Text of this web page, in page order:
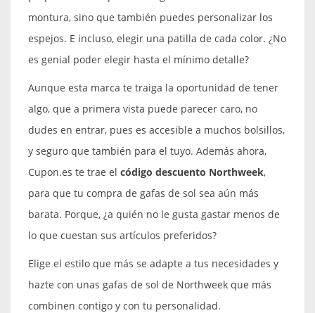
montura, sino que también puedes personalizar los
espejos. E incluso, elegir una patilla de cada color. ¿No
es genial poder elegir hasta el mínimo detalle?
Aunque esta marca te traiga la oportunidad de tener
algo, que a primera vista puede parecer caro, no
dudes en entrar, pues es accesible a muchos bolsillos,
y seguro que también para el tuyo. Además ahora,
Cupon.es te trae el código descuento Northweek,
para que tu compra de gafas de sol sea aún más
barata. Porque, ¿a quién no le gusta gastar menos de
lo que cuestan sus artículos preferidos?
Elige el estilo que más se adapte a tus necesidades y
hazte con unas gafas de sol de Northweek que más
combinen contigo y con tu personalidad.